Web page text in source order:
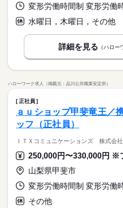
水曜日，木曜日，その他
詳細を見る （ハロー
ハローワーク求人（掲載元：品川公共職業安定所）
正社員
ａｕショップ甲斐竜王／
ッフ（正社員）
ＩＴＸコミュニケーションズ 株式会社
山梨県甲斐市
その他